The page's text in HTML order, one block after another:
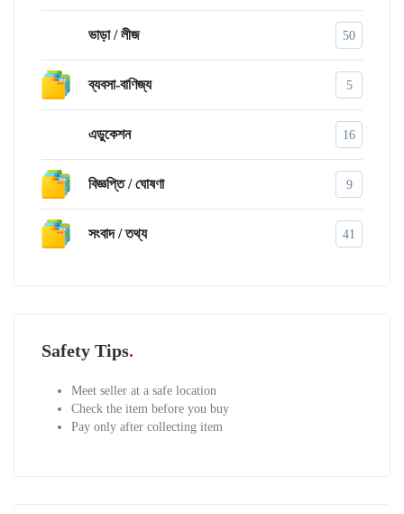
ভাড়া / লীজ 50
ব্যবসা-বাণিজ্য 5
এডুকেশন 16
বিজ্ঞপ্তি / ঘোষণা 9
সংবাদ / তথ্য 41
Safety Tips
Meet seller at a safe location
Check the item before you buy
Pay only after collecting item